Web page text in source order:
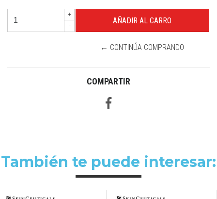
+
-
← CONTINÚA COMPRANDO
COMPARTIR
También te puede interesar: